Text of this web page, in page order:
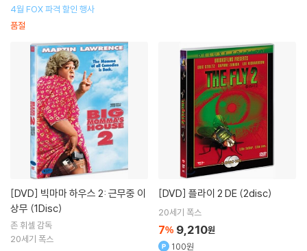
4월 FOX 파격 할인 행사
품절
[DVD]
상무 (1Disc)
존 휘셀 감독
20세기 폭스
[DVD] 플라이 2 DE (2disc)
20세기 폭스
7% 9,210원
100원